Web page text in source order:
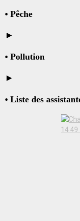
• Pêche
►
• Pollution
►
• Liste des